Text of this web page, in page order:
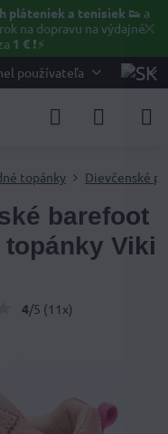
✕
pláteniek a tenisiek 👟 a
na dopravu na výdajné
1 € ❗⚡️
používateľa
topánky Dievčenské
barefoot
Viki
4/5 (11 x)